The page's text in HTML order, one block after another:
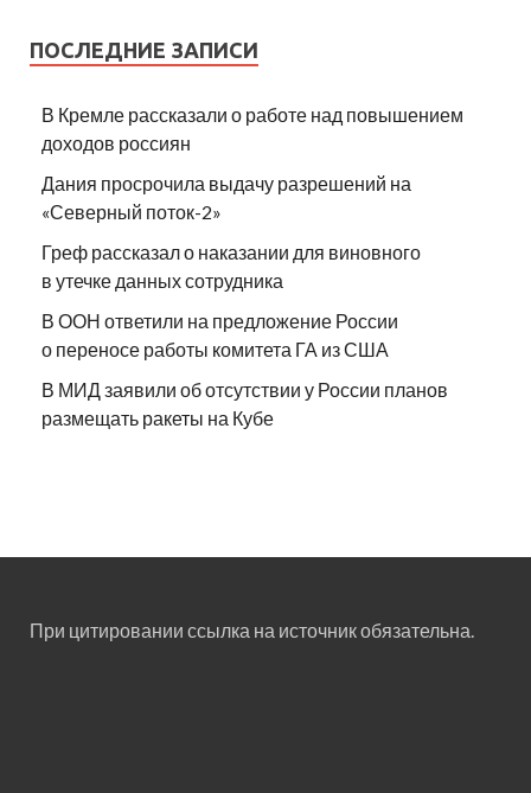
ПОСЛЕДНИЕ ЗАПИСИ
В Кремле рассказали о работе над повышением
доходов россиян
Дания просрочила выдачу разрешений на
«Северный поток-2»
Греф рассказал о наказании для виновного
в утечке данных сотрудника
В ООН ответили на предложение России
о переносе работы комитета ГА из США
В МИД заявили об отсутствии у России планов
размещать ракеты на Кубе
При цитировании ссылка на источник обязательна.